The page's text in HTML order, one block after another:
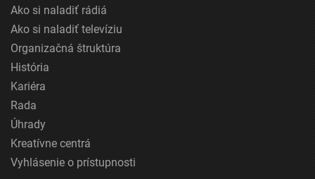
Ako si naladiť rádiá
Ako si naladiť televíziu
Organizačná štruktúra
História
Kariéra
Rada
Úhrady
Kreatívne centrá
Vyhlásenie o prístupnosti